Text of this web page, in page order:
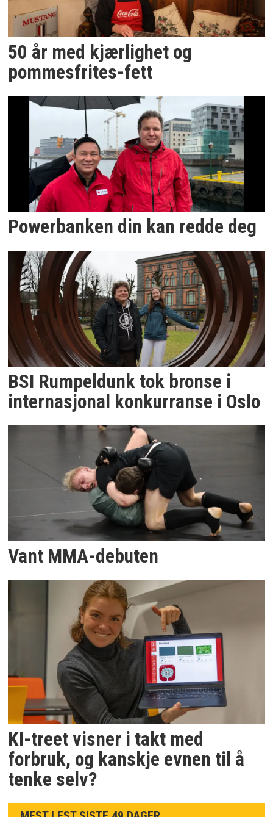
50 år med kjærlighet og
pommesfrites-fett
Powerbanken din kan redde deg
BSI Rumpeldunk tok bronse i
internasjonal konkurranse i Oslo
Vant MMA-debuten
KI-treet visner i takt med
forbruk, og kanskje evnen til å
tenke selv?